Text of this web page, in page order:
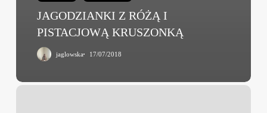
JAGODZIANKI Z RÓŻĄ I
PISTACJOWĄ KRUSZONKĄ
jaglowska 17/07/2018